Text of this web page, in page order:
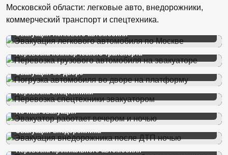
Московской области: легковые авто, внедорожники,
коммерческий транспорт и спецтехника.
Эвакуация легкового автомобиля
Перевозка коммерческого транспорта
Эвакуация во дворе
Перевозка спецтехники
Ночная эвакуация
Эвакуация внедорожника
Перевозка премиального автомобиля